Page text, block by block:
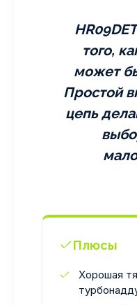
того,
может
Простой
цепь
Плюсы
Хорошая